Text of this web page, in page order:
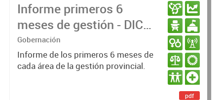
Informe primeros 6
meses de gestión - DIC
23 / JUN 24
Gobernación
Informe de los primeros 6 meses de
cada área de la gestión provincial.
pdf